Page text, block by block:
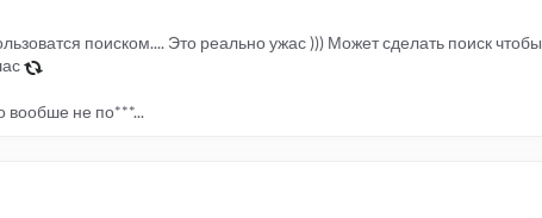
поиском.... Это реально ужас ))) Может сделать поиск
вообше не по***...